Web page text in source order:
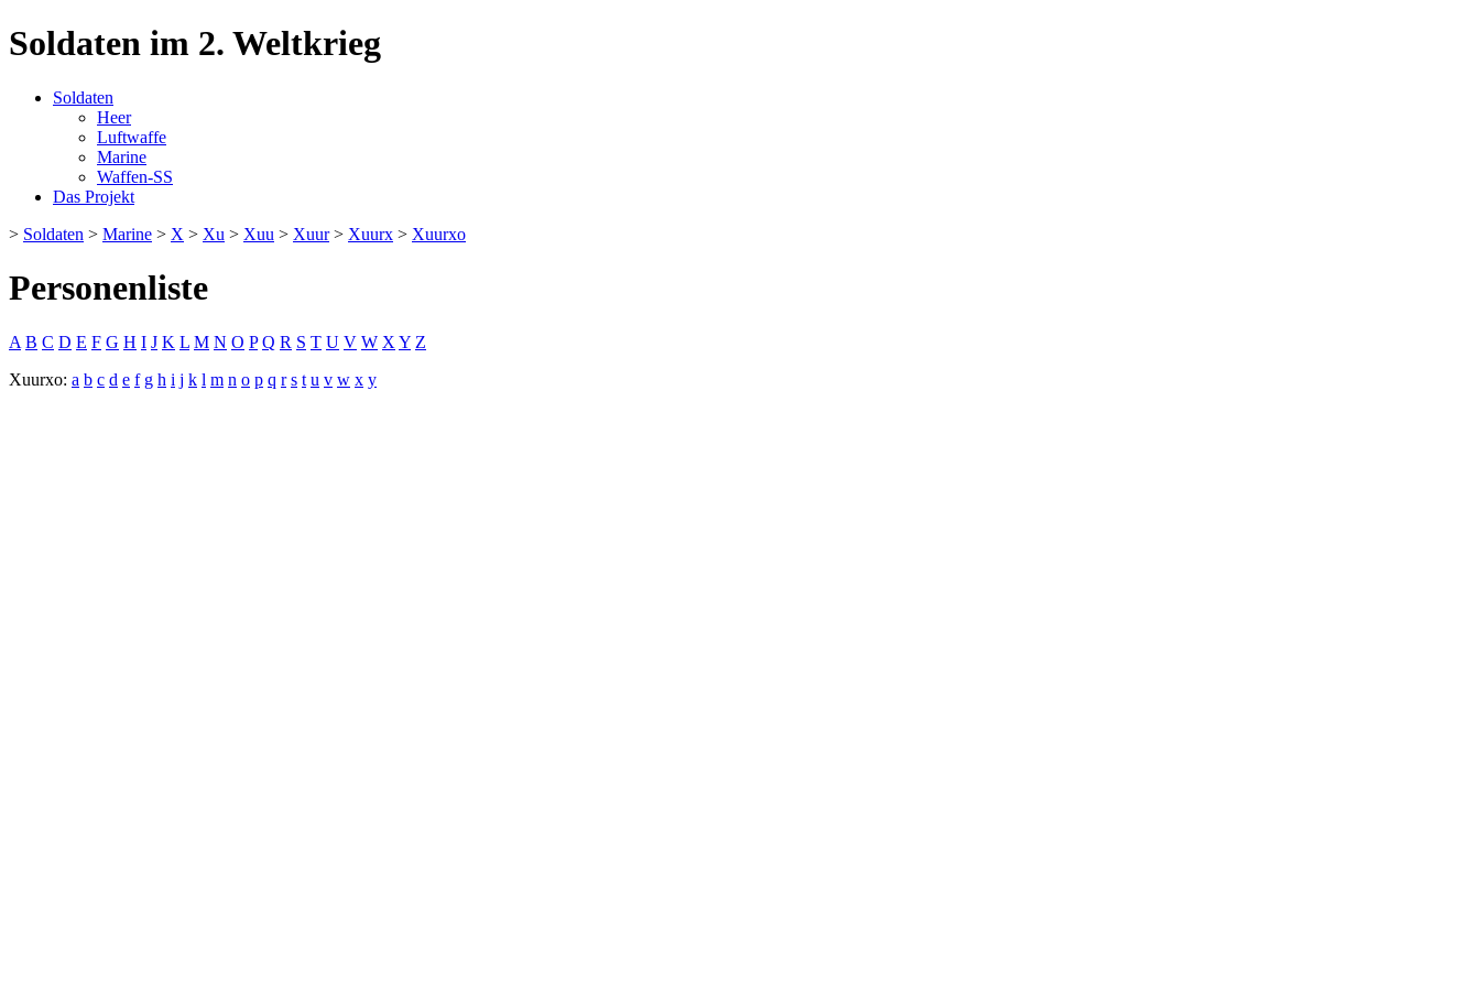
Soldaten im 2. Weltkrieg
Soldaten
Heer
Luftwaffe
Marine
Waffen-SS
Das Projekt
> Soldaten > Marine > X > Xu > Xuu > Xuur> Xuurx > Xuurxo
Personenliste
A B C D E F G H I J K L M N O P Q R S T U V W X Y Z
Xuurxo: a b c d e f g h i j k l m n o p q r s t u v w x y